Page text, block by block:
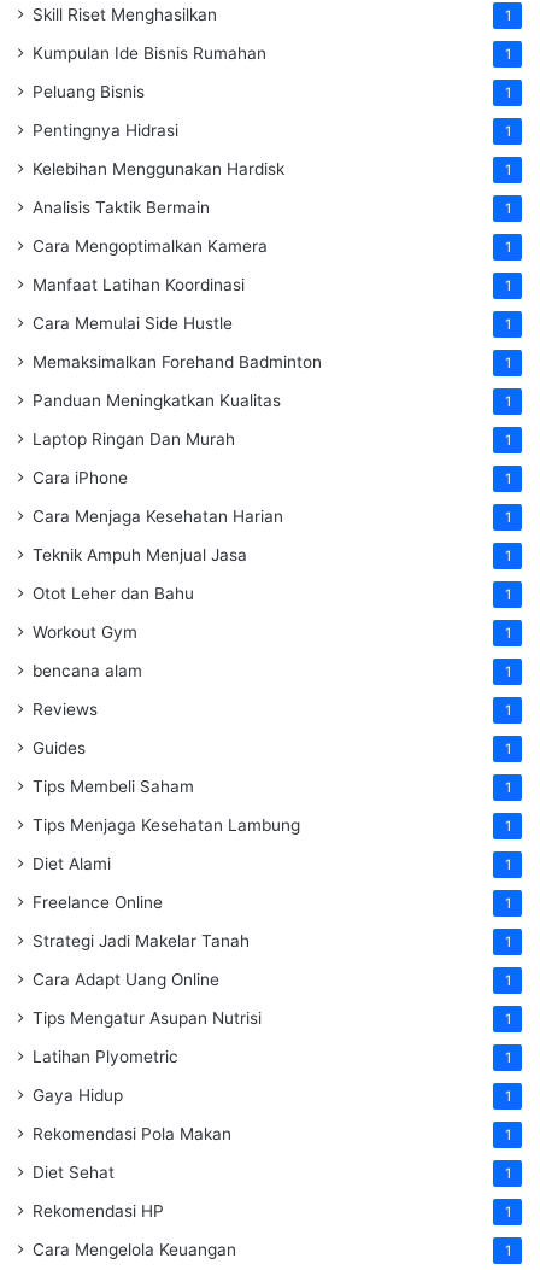
Skill Riset Menghasilkan 1
Kumpulan Ide Bisnis Rumahan 1
Peluang Bisnis 1
Pentingnya Hidrasi 1
Kelebihan Menggunakan Hardisk 1
Analisis Taktik Bermain 1
Cara Mengoptimalkan Kamera 1
Manfaat Latihan Koordinasi 1
Cara Memulai Side Hustle 1
Memaksimalkan Forehand Badminton 1
Panduan Meningkatkan Kualitas 1
Laptop Ringan Dan Murah 1
Cara iPhone 1
Cara Menjaga Kesehatan Harian 1
Teknik Ampuh Menjual Jasa 1
Otot Leher dan Bahu 1
Workout Gym 1
bencana alam 1
Reviews 1
Guides 1
Tips Membeli Saham 1
Tips Menjaga Kesehatan Lambung 1
Diet Alami 1
Freelance Online 1
Strategi Jadi Makelar Tanah 1
Cara Adapt Uang Online 1
Tips Mengatur Asupan Nutrisi 1
Latihan Plyometric 1
Gaya Hidup 1
Rekomendasi Pola Makan 1
Diet Sehat 1
Rekomendasi HP 1
Cara Mengelola Keuangan 1